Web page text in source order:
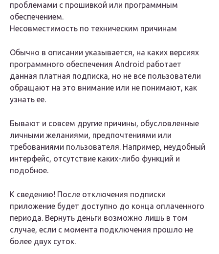
проблемами с прошивкой или программным
обеспечением.
Несовместимость по техническим причинам
Обычно в описании указывается, на каких версиях
программного обеспечения Android работает
данная платная подписка, но не все пользователи
обращают на это внимание или не понимают, как
узнать ее.
Бывают и совсем другие причины, обусловленные
личными желаниями, предпочтениями или
требованиями пользователя. Например, неудобный
интерфейс, отсутствие каких-либо функций и
подобное.
К сведению! После отключения подписки
приложение будет доступно до конца оплаченного
периода. Вернуть деньги возможно лишь в том
случае, если с момента подключения прошло не
более двух суток.